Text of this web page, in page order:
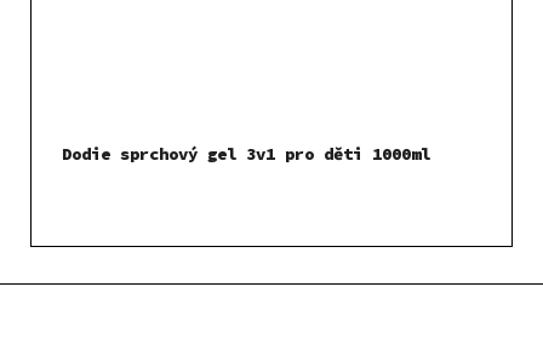
Dodie sprchový gel 3v1 pro děti 1000ml